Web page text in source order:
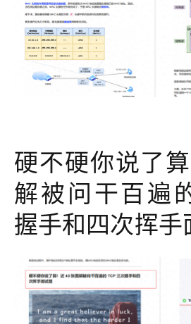
硬不硬你说了
解被问干百遍
握手和四次挥手